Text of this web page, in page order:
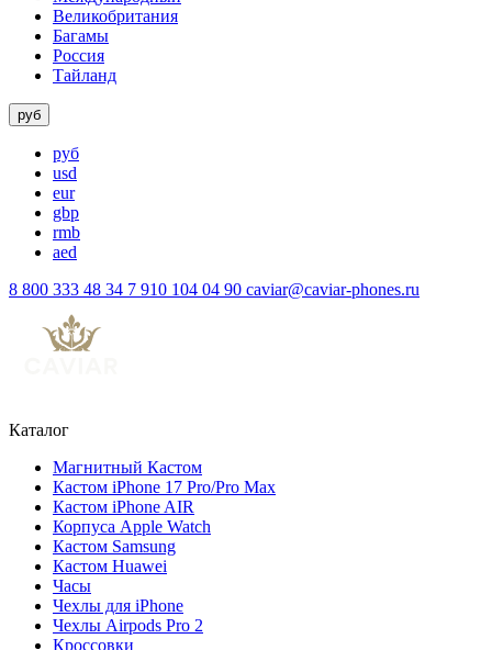
Великобритания
Багамы
Россия
Тайланд
руб
руб
usd
eur
gbp
rmb
aed
8 800 333 48 34 7 910 104 04 90 caviar@caviar-phones.ru
Каталог
Магнитный Кастом
Кастом iPhone 17 Pro/Pro Max
Кастом iPhone AIR
Корпуса Apple Watch
Кастом Samsung
Кастом Huawei
Часы
Чехлы для iPhone
Чехлы Airpods Pro 2
Кроссовки